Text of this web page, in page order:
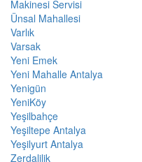
Makinesi Servisi
Ünsal Mahallesi
Varlık
Varsak
Yeni Emek
Yeni Mahalle Antalya
Yenigün
YeniKöy
Yeşilbahçe
Yeşiltepe Antalya
Yeşilyurt Antalya
Zerdalilik